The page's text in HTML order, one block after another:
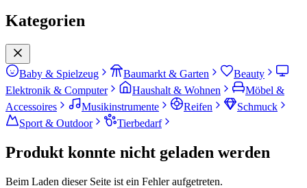
Kategorien
Baby & Spielzeug Baumarkt & Garten
Beauty
Elektronik & Computer
Haushalt & Wohnen
Möbel &
Accessoires
Musikinstrumente Reifen
Schmuck
Sport & Outdoor
Tierbedarf
Produkt konnte nicht geladen werden
Beim Laden dieser Seite ist ein Fehler aufgetreten.